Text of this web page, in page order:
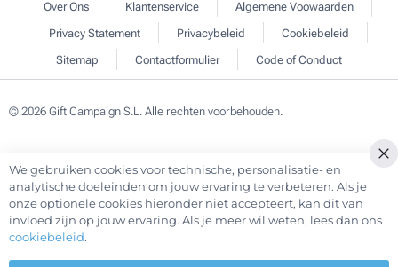
Over Ons Klantenservice
Algemene Voowaarden
Privacy Statement
Privacybeleid
Cookiebeleid
Sitemap
Contactformulier Code of Conduct
© 2026 Gift Campaign S.L. Alle rechten voorbehouden.
We gebruiken cookies voor technische, personalisatie- en
analytische doeleinden om jouw ervaring te verbeteren. Als je
onze optionele cookies hieronder niet accepteert, kan dit van
invloed zijn op jouw ervaring. Als je meer wil weten, lees dan ons
cookiebeleid.